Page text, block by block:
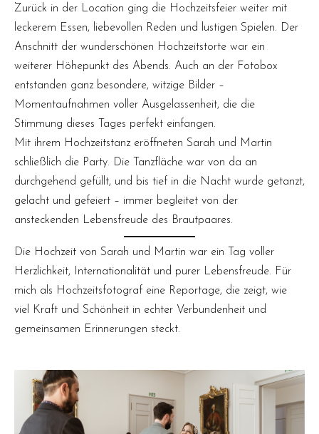
Zurück in der Location ging die Hochzeitsfeier weiter mit
leckerem Essen, liebevollen Reden und lustigen Spielen. Der
Anschnitt der wunderschönen Hochzeitstorte war ein
weiterer Höhepunkt des Abends. Auch an der Fotobox
entstanden ganz besondere, witzige Bilder –
Momentaufnahmen voller Ausgelassenheit, die die
Stimmung dieses Tages perfekt einfangen.
Mit ihrem Hochzeitstanz eröffneten Sarah und Martin
schließlich die Party. Die Tanzfläche war von da an
durchgehend gefüllt, und bis tief in die Nacht wurde getanzt,
gelacht und gefeiert – immer begleitet von der
ansteckenden Lebensfreude des Brautpaares.
Die Hochzeit von Sarah und Martin war ein Tag voller
Herzlichkeit, Internationalität und purer Lebensfreude. Für
mich als Hochzeitsfotograf eine Reportage, die zeigt, wie
viel Kraft und Schönheit in echter Verbundenheit und
gemeinsamen Erinnerungen steckt.